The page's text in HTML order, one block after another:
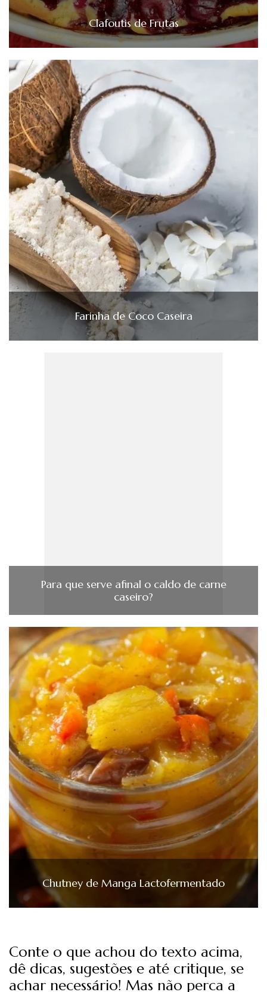
Clafoutis de Frutas
Farinha de Coco Caseira
Para que serve afinal o caldo de carne
caseiro?
Chutney de Manga Lactofermentado
Conte o que achou do texto acima,
dê dicas, sugestões e até critique, se
achar necessário! Mas não perca a